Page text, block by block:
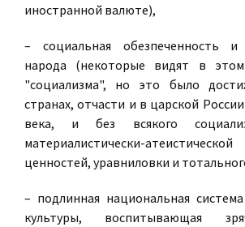
иностранной валюте),
– социальная обезпеченность
народа (некоторые видят в
"социализма", но это было
странах, отчасти и в царской
века, и без всякого
материалистически-
ценностей, уравниловки и
– подлинная национальная
культуры, воспитывающая